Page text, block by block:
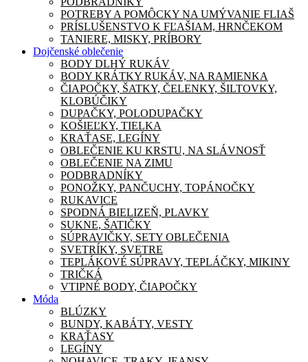
POTREBY A POMÔCKY NA UMÝVANIE FLIAŠ
PRÍSLUŠENSTVO K FĽAŠIAM, HRNČEKOM
TANIERE, MISKY, PRÍBORY
Dojčenské oblečenie
BODY DLHÝ RUKÁV
BODY KRÁTKY RUKÁV, NA RAMIENKA
ČIAPOČKY, ŠATKY, ČELENKY, ŠILTOVKY,
KLOBÚČIKY
DUPAČKY, POLODUPAČKY
KOŠIEĽKY, TIELKA
KRAŤASE, LEGÍNY
OBLEČENIE KU KRSTU, NA SLÁVNOSŤ
OBLEČENIE NA ZIMU
PODBRADNÍKY
PONOŽKY, PANČUCHY, TOPÁNOČKY
RUKAVICE
SPODNÁ BIELIZEŇ, PLAVKY
SUKNE, ŠATIČKY
SÚPRAVIČKY, SETY OBLEČENIA
SVETRÍKY, SVETRE
TEPLÁKOVÉ SÚPRAVY, TEPLÁČKY, MIKINY
TRIČKÁ
VTIPNÉ BODY, ČIAPOČKY
Móda
BLÚZKY
BUNDY, KABÁTY, VESTY
KRAŤASY
LEGÍNY